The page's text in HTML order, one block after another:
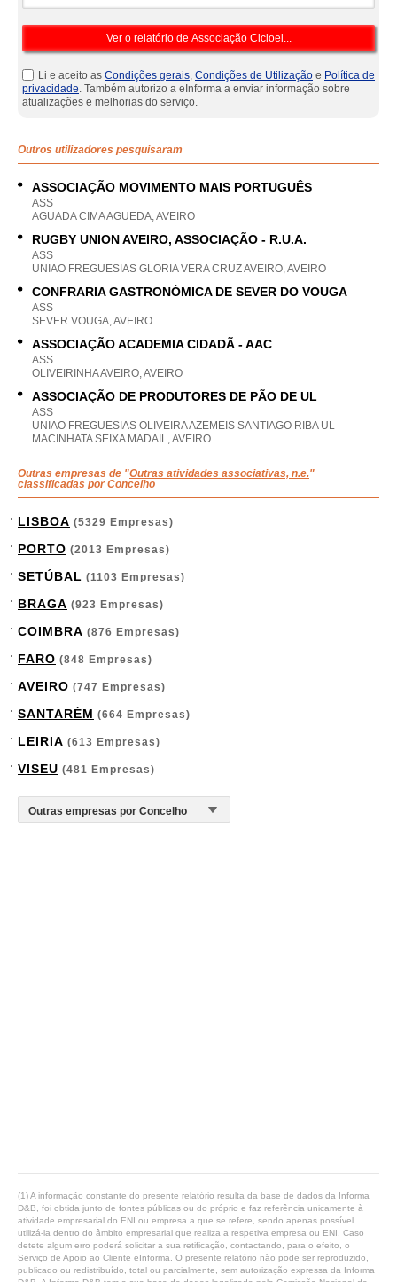
Li e aceito as Condições gerais, Condições de Utilização e Política de
privacidade. Também autorizo a eInforma a enviar informação sobre
atualizações e melhorias do serviço.
Outros utilizadores pesquisaram
ASSOCIAÇÃO MOVIMENTO MAIS PORTUGUÊS
ASS
AGUADA CIMA AGUEDA, AVEIRO
RUGBY UNION AVEIRO, ASSOCIAÇÃO - R.U.A.
ASS
UNIAO FREGUESIAS GLORIA VERA CRUZ AVEIRO, AVEIRO
CONFRARIA GASTRONÓMICA DE SEVER DO VOUGA
ASS
SEVER VOUGA, AVEIRO
ASSOCIAÇÃO ACADEMIA CIDADÃ - AAC
ASS
OLIVEIRINHA AVEIRO, AVEIRO
ASSOCIAÇÃO DE PRODUTORES DE PÃO DE UL
ASS
UNIAO FREGUESIAS OLIVEIRA AZEMEIS SANTIAGO RIBA UL
MACINHATA SEIXA MADAIL, AVEIRO
Outras empresas de "Outras atividades associativas, n.e."
classificadas por Concelho
LISBOA (5329 Empresas)
PORTO (2013 Empresas)
SETÚBAL (1103 Empresas)
BRAGA (923 Empresas)
COIMBRA (876 Empresas)
FARO (848 Empresas)
AVEIRO (747 Empresas)
SANTARÉM (664 Empresas)
LEIRIA (613 Empresas)
VISEU (481 Empresas)
(1) A informação constante do presente relatório resulta da base de dados da Informa
D&B, foi obtida junto de fontes públicas ou do próprio e faz referência unicamente à
atividade empresarial do ENI ou empresa a que se refere, sendo apenas possível
utilizá-la dentro do âmbito empresarial que realiza a respetiva empresa ou ENI. Caso
detete algum erro poderá solicitar a sua retificação, contactando, para o efeito, o
Serviço de Apoio ao Cliente eInforma. O presente relatório não pode ser reproduzido,
publicado ou redistribuído, total ou parcialmente, sem autorização expressa da Informa